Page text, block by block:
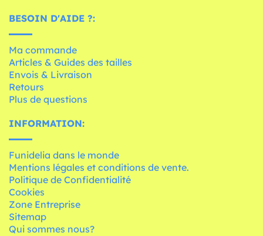
BESOIN D'AIDE ?:
Ma commande
Articles & Guides des tailles
Envois & Livraison
Retours
Plus de questions
INFORMATION:
Funidelia dans le monde
Mentions légales et conditions de vente.
Politique de Confidentialité
Cookies
Zone Entreprise
Sitemap
Qui sommes nous?